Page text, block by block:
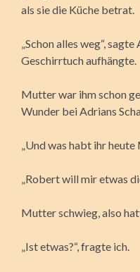
als sie die Küche betrat.
„Schon alles weg“,
Geschirrtuch aufhängte.
Mutter war ihm schon
Wunder bei Adrians
„Und was habt ihr
„Robert will mir etwas
Mutter schwieg, also
„Ist etwas?“, fragte ich.